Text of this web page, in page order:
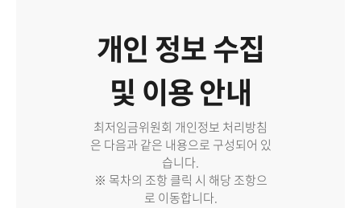
개인 정보 수집
및 이용 안내
최저임금위원회 개인정보 처리방침
은 다음과 같은 내용으로 구성되어 있
습니다.
※ 목차의 조항 클릭 시 해당 조항으
로 이동합니다.